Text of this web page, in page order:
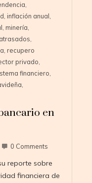
inflación anual
minería
recupero
privado
financiero
en
0 Comments
reporte sobre
financiera de